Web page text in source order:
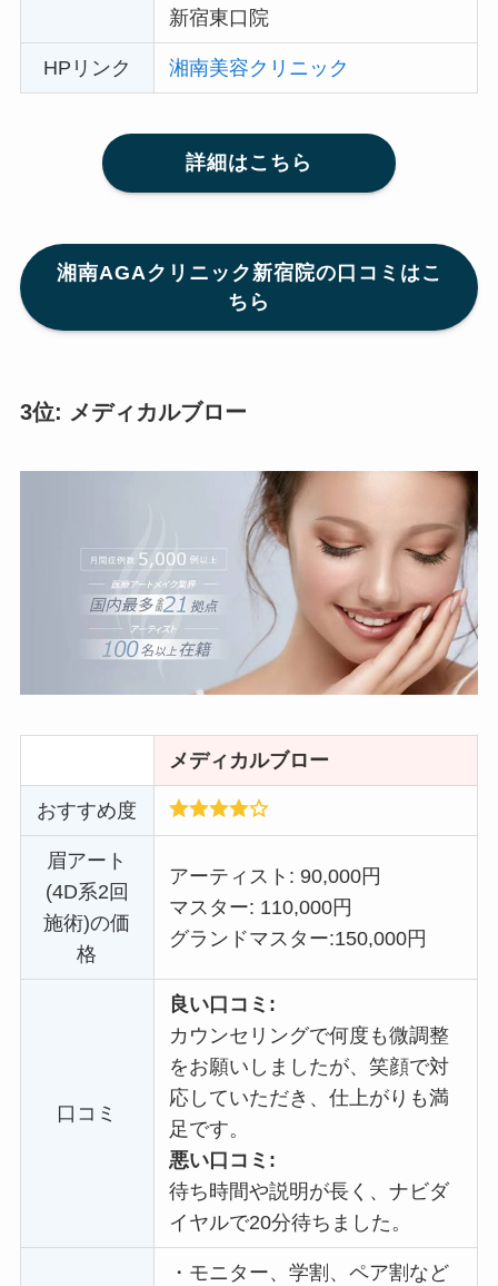
新宿東口院
HPリンク 湘南美容クリニック
詳細はこちら
湘南AGAクリニック新宿院の口コミはこ
ちら
3位: メディカルブロー
メディカルブロー
おすすめ度
眉アート
(4D系2回
施術)の価
格
アーティスト: 90,000円
マスター: 110,000円
グランドマスター:150,000円
口コミ
良い口コミ:
カウンセリングで何度も微調整
をお願いしましたが、笑顔で対
応していただき、仕上がりも満
足です。
悪い口コミ:
待ち時間や説明が長く、ナビダ
イヤルで20分待ちました。
・ モニター、学割、ペア割など